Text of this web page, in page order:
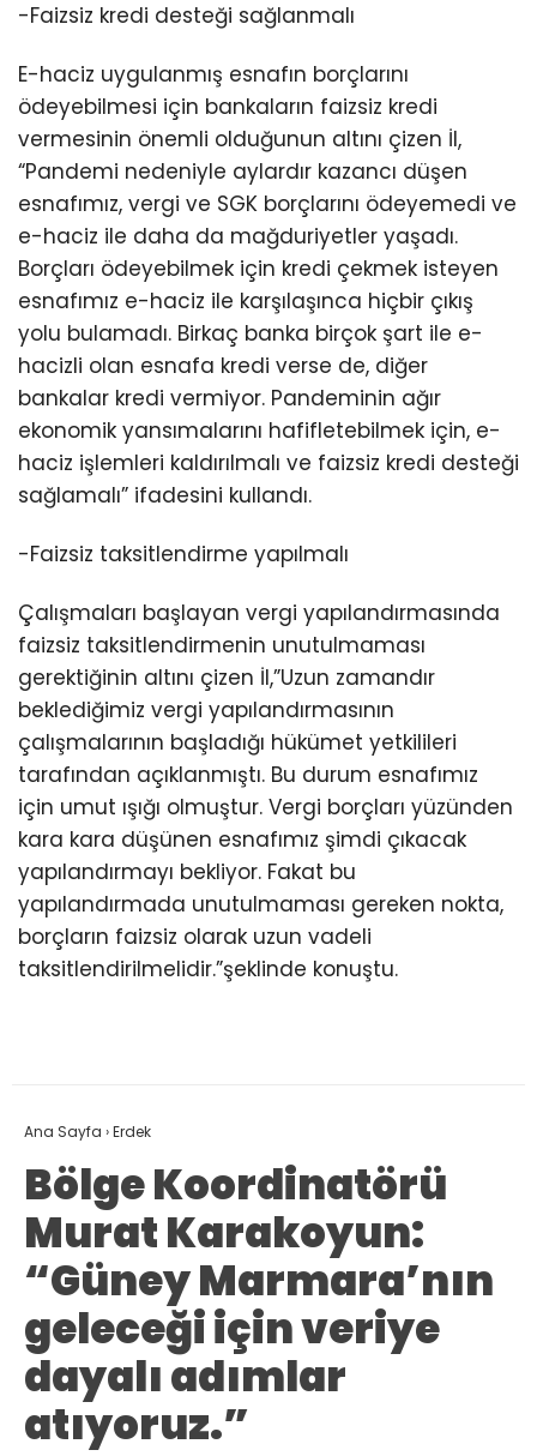
-Faizsiz kredi desteği sağlanmalı
E-haciz uygulanmış esnafın borçlarını
ödeyebilmesi için bankaların faizsiz kredi
vermesinin önemli olduğunun altını çizen İl,
“Pandemi nedeniyle aylardır kazancı düşen
esnafımız, vergi ve SGK borçlarını ödeyemedi ve
e-haciz ile daha da mağduriyetler yaşadı.
Borçları ödeyebilmek için kredi çekmek isteyen
esnafımız e-haciz ile karşılaşınca hiçbir çıkış
yolu bulamadı. Birkaç banka birçok şart ile e-
hacizli olan esnafa kredi verse de, diğer
bankalar kredi vermiyor. Pandeminin ağır
ekonomik yansımalarını hafifletebilmek için, e-
haciz işlemleri kaldırılmalı ve faizsiz kredi desteği
sağlamalı” ifadesini kullandı.
-Faizsiz taksitlendirme yapılmalı
Çalışmaları başlayan vergi yapılandırmasında
faizsiz taksitlendirmenin unutulmaması
gerektiğinin altını çizen İl,”Uzun zamandır
beklediğimiz vergi yapılandırmasının
çalışmalarının başladığı hükümet yetkilileri
tarafından açıklanmıştı. Bu durum esnafımız
için umut ışığı olmuştur. Vergi borçları yüzünden
kara kara düşünen esnafımız şimdi çıkacak
yapılandırmayı bekliyor. Fakat bu
yapılandırmada unutulmaması gereken nokta,
borçların faizsiz olarak uzun vadeli
taksitlendirilmelidir.”şeklinde konuştu.
Ana Sayfa ›Erdek
Bölge Koordinatörü
Murat Karakoyun:
“Güney Marmara’nın
geleceği için veriye
dayalı adımlar
atıyoruz.”